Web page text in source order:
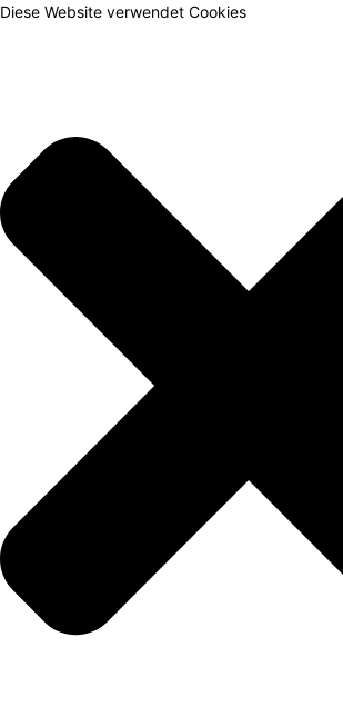
Diese Website verwendet Cookies